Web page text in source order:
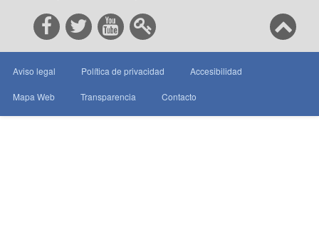
Aviso legal Política de privacidad Accesibilidad
Mapa Web Transparencia Contacto